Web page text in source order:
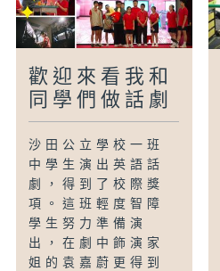
歡迎來看我和
同學們做話劇
沙田公立學校一班
中學生演出英語話
劇，得到了校際獎
項。這班輕度智障
學生努力準備演
出，在劇中飾演家
姐的袁嘉蔚更得到